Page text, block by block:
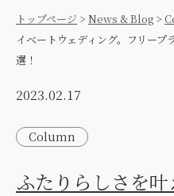
トップページ > News & Blog >
イベートウェディング。フリー
選！
2023.02.17
Column
ふたりらしさを